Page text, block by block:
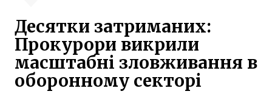
Десятки затриманих:
Прокурори викрили
масштабні зловживання в
оборонному секторі